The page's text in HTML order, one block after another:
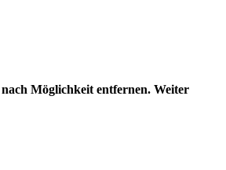
Möglichkeit entfernen. Weiter